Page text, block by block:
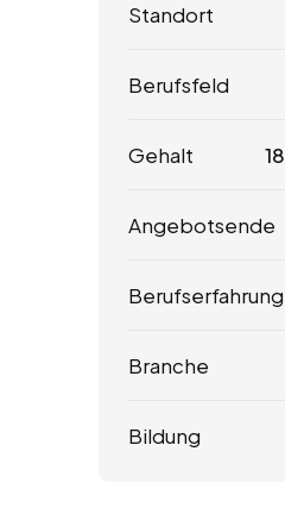
Standort
Berufsfeld
Gehalt 18
Angebotsende
Berufserfahrung
Branche
Bildung